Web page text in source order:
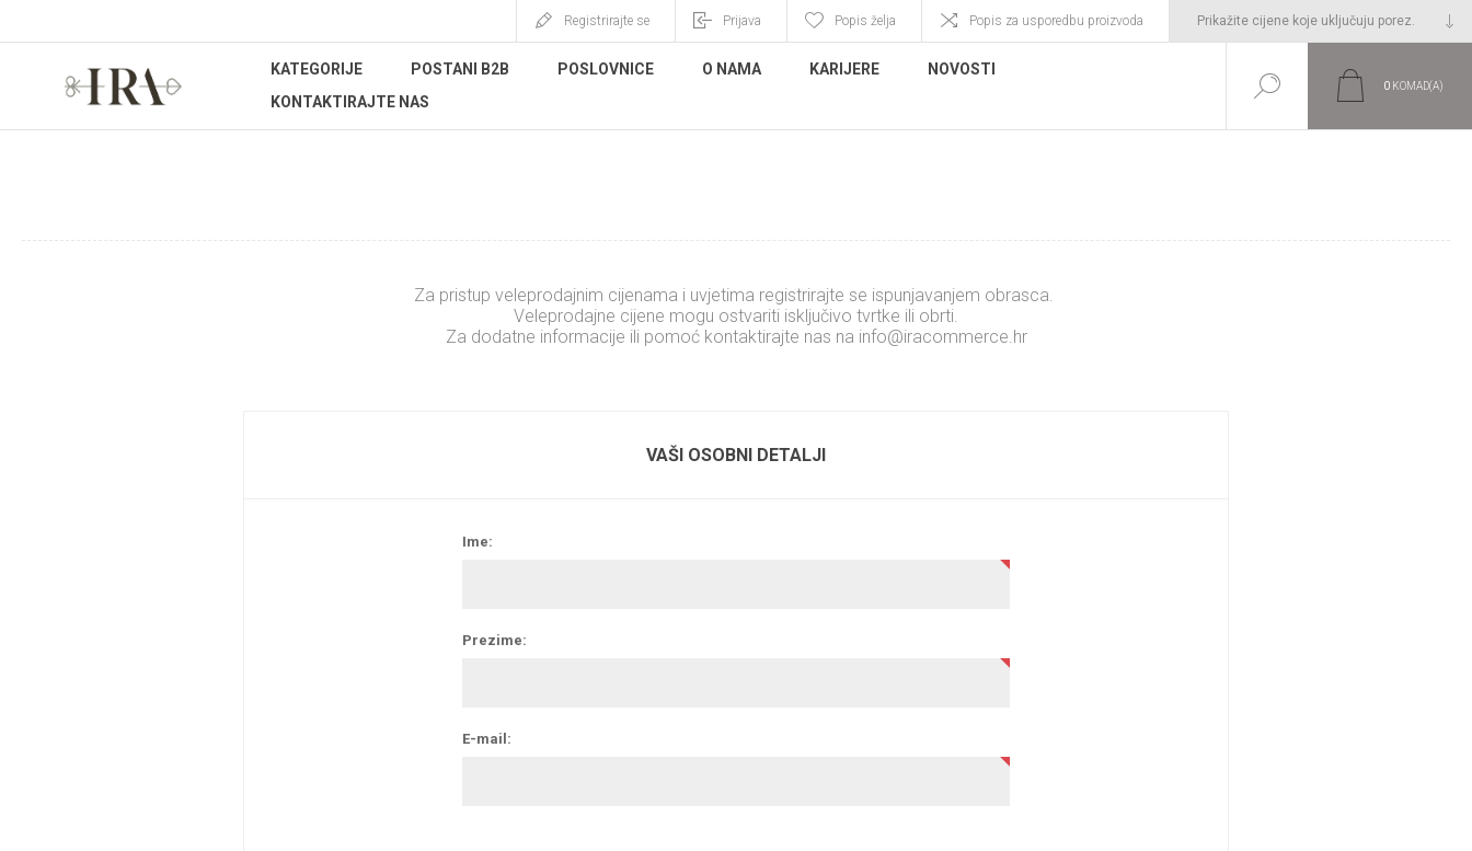
Registrirajte se Prijava Popis želja Popis za usporedbu proizvoda
KATEGORIJE POSTANI B2B POSLOVNICE O NAMA KARIJERE
NOVOSTI
KONTAKTIRAJTE NAS
0 KOMAD(A)
Za pristup veleprodajnim cijenama i uvjetima registrirajte se ispunjavanjem obrasca.
Veleprodajne cijene mogu ostvariti isključivo tvrtke ili obrti.
Za dodatne informacije ili pomoć kontaktirajte nas na info@iracommerce.hr
VAŠI OSOBNI DETALJI
Ime:
Prezime:
E-mail: